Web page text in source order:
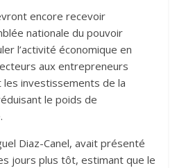
encore recevoir
nationale du pouvoir
l’activité économique en
aux entrepreneurs
investissements de la
le poids de
Diaz-Canel, avait présenté
jours plus tôt, estimant que le